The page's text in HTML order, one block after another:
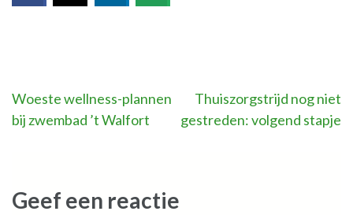
Bericht
navigatie
Woeste wellness-plannen
bij zwembad ’t Walfort
Thuiszorgstrijd nog niet
gestreden: volgend stapje
Geef een reactie